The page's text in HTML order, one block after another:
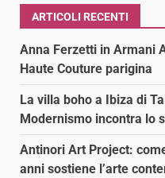
ARTICOLI RECENTI
Anna Ferzetti in Armani
Haute Couture parigina
La villa boho a Ibiza di
Modernismo incontra lo
Antinori Art Project:
anni sostiene l’arte